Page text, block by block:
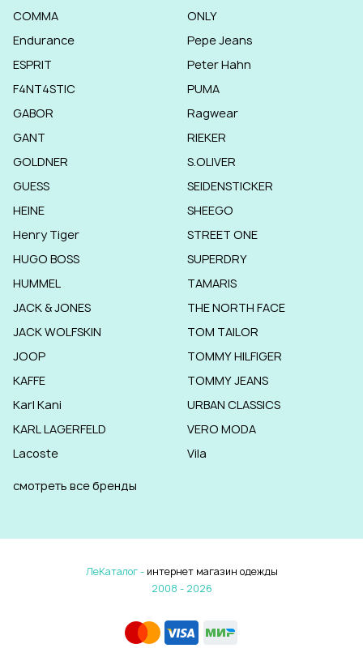
COMMA
Endurance
ESPRIT
F4NT4STIC
GABOR
GANT
GOLDNER
GUESS
HEINE
Henry Tiger
HUGO BOSS
HUMMEL
JACK & JONES
JACK WOLFSKIN
JOOP
KAFFE
Karl Kani
KARL LAGERFELD
Lacoste
ONLY
Pepe Jeans
Peter Hahn
PUMA
Ragwear
RIEKER
S.OLIVER
SEIDENSTICKER
SHEEGO
STREET ONE
SUPERDRY
TAMARIS
THE NORTH FACE
TOM TAILOR
TOMMY HILFIGER
TOMMY JEANS
URBAN CLASSICS
VERO MODA
Vila
смотреть все бренды
ЛеКаталог - интернет магазин одежды
2008 - 2026